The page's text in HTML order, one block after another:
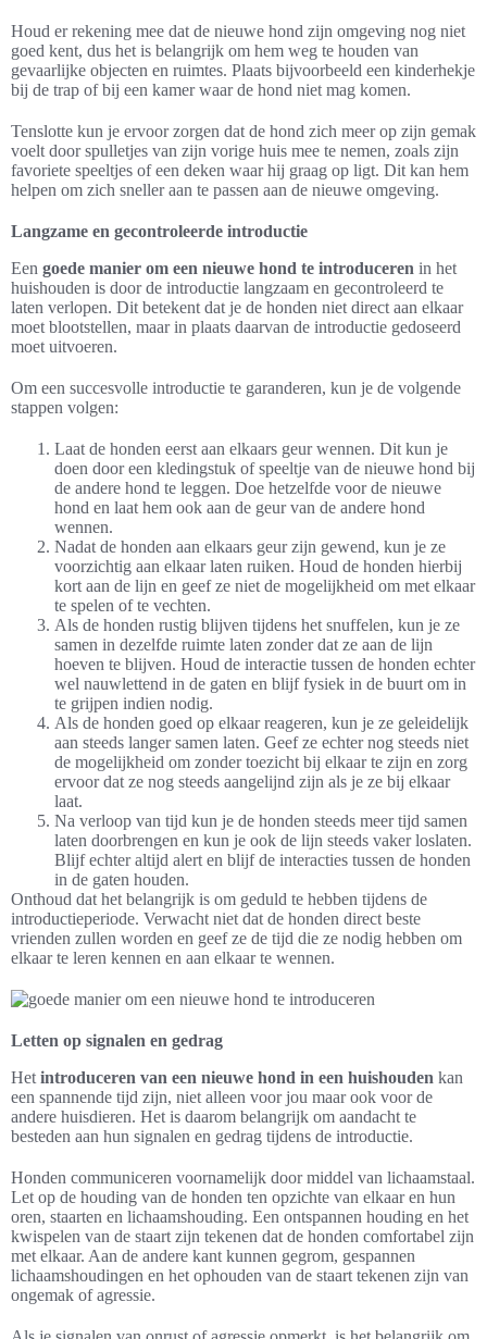
Houd er rekening mee dat de nieuwe hond zijn omgeving nog niet
goed kent, dus het is belangrijk om hem weg te houden van
gevaarlijke objecten en ruimtes. Plaats bijvoorbeeld een kinderhekje
bij de trap of bij een kamer waar de hond niet mag komen.
Tenslotte kun je ervoor zorgen dat de hond zich meer op zijn gemak
voelt door spulletjes van zijn vorige huis mee te nemen, zoals zijn
favoriete speeltjes of een deken waar hij graag op ligt. Dit kan hem
helpen om zich sneller aan te passen aan de nieuwe omgeving.
Langzame en gecontroleerde introductie
Een goede manier om een nieuwe hond te introduceren in het
huishouden is door de introductie langzaam en gecontroleerd te
laten verlopen. Dit betekent dat je de honden niet direct aan elkaar
moet blootstellen, maar in plaats daarvan de introductie gedoseerd
moet uitvoeren.
Om een succesvolle introductie te garanderen, kun je de volgende
stappen volgen:
Laat de honden eerst aan elkaars geur wennen. Dit kun je
doen door een kledingstuk of speeltje van de nieuwe hond bij
de andere hond te leggen. Doe hetzelfde voor de nieuwe
hond en laat hem ook aan de geur van de andere hond
wennen.
Nadat de honden aan elkaars geur zijn gewend, kun je ze
voorzichtig aan elkaar laten ruiken. Houd de honden hierbij
kort aan de lijn en geef ze niet de mogelijkheid om met elkaar
te spelen of te vechten.
Als de honden rustig blijven tijdens het snuffelen, kun je ze
samen in dezelfde ruimte laten zonder dat ze aan de lijn
hoeven te blijven. Houd de interactie tussen de honden echter
wel nauwlettend in de gaten en blijf fysiek in de buurt om in
te grijpen indien nodig.
Als de honden goed op elkaar reageren, kun je ze geleidelijk
aan steeds langer samen laten. Geef ze echter nog steeds niet
de mogelijkheid om zonder toezicht bij elkaar te zijn en zorg
ervoor dat ze nog steeds aangelijnd zijn als je ze bij elkaar
laat.
Na verloop van tijd kun je de honden steeds meer tijd samen
laten doorbrengen en kun je ook de lijn steeds vaker loslaten.
Blijf echter altijd alert en blijf de interacties tussen de honden
in de gaten houden.
Onthoud dat het belangrijk is om geduld te hebben tijdens de
introductieperiode. Verwacht niet dat de honden direct beste
vrienden zullen worden en geef ze de tijd die ze nodig hebben om
elkaar te leren kennen en aan elkaar te wennen.
Letten op signalen en gedrag
Het introduceren van een nieuwe hond in een huishouden kan
een spannende tijd zijn, niet alleen voor jou maar ook voor de
andere huisdieren. Het is daarom belangrijk om aandacht te
besteden aan hun signalen en gedrag tijdens de introductie.
Honden communiceren voornamelijk door middel van lichaamstaal.
Let op de houding van de honden ten opzichte van elkaar en hun
oren, staarten en lichaamshouding. Een ontspannen houding en het
kwispelen van de staart zijn tekenen dat de honden comfortabel zijn
met elkaar. Aan de andere kant kunnen gegrom, gespannen
lichaamshoudingen en het ophouden van de staart tekenen zijn van
ongemak of agressie.